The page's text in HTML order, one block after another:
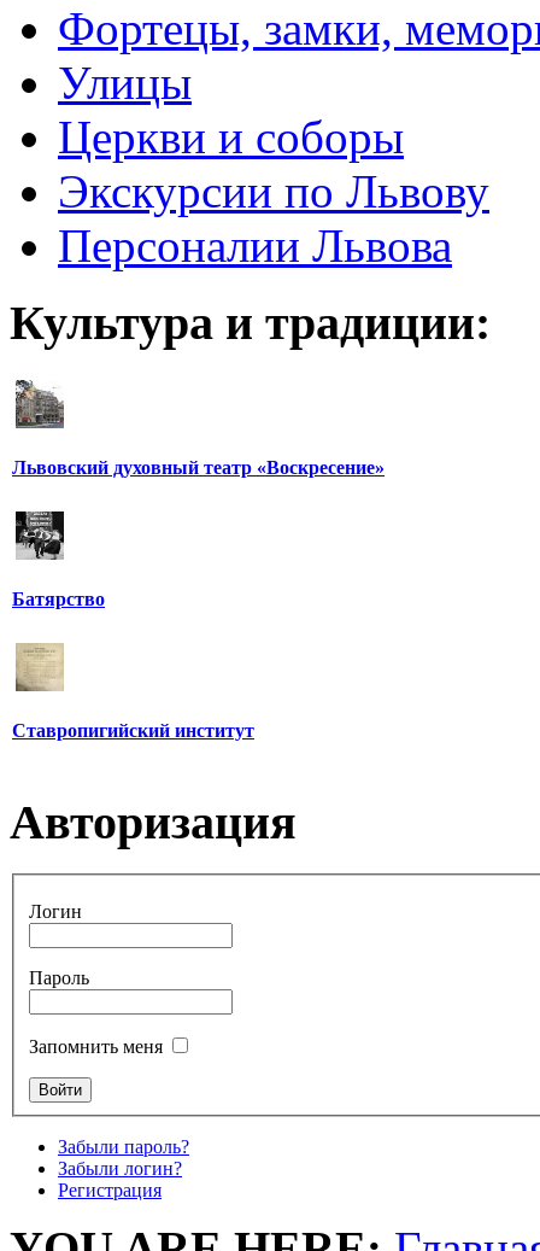
Фортецы, замки,
Улицы
Церкви и соборы
Экскурсии по Львову
Персоналии Львова
Культура и традиции:
Львовский духовный театр «Воскресение»
Батярство
Ставропигийский институт
Авторизация
Логин
Пароль
Запомнить меня
Забыли пароль?
Забыли логин?
Регистрация